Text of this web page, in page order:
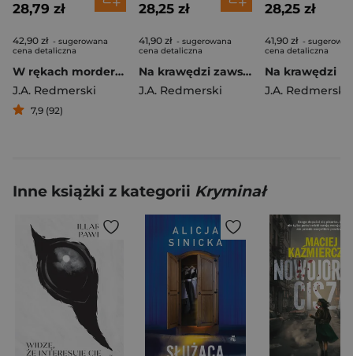
28,79 zł
42,90 zł - sugerowana
cena detaliczna
W rękach mordercy
J.A. Redmerski
7,9 (92)
28,25 zł
41,90 zł - sugerowana
cena detaliczna
Na krawędzi zawsze. Na krawędzi. Tom 2
J.A. Redmerski
28,25 zł
41,90 zł -
cena detaliczna
J.A. Redmerski
Inne książki z kategorii Kryminał